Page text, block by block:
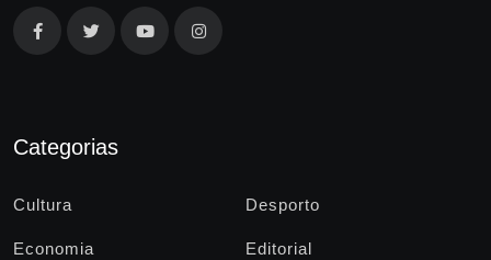
Categorias
Cultura Desporto
Economia Editorial